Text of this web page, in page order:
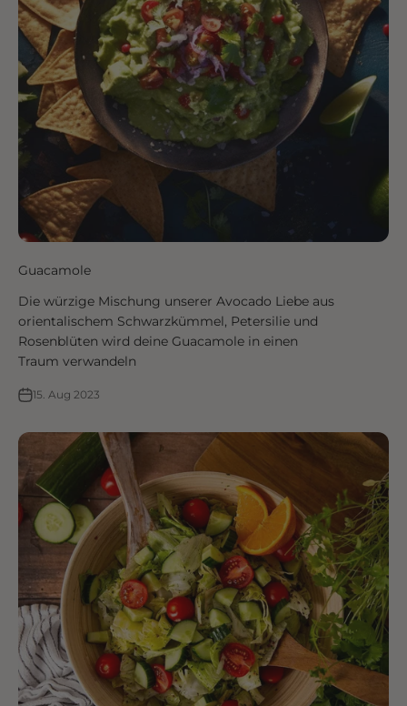
Guacamole
Die würzige Mischung unserer Avocado Liebe aus
orientalischem Schwarzkümmel, Petersilie und
Rosenblüten wird deine Guacamole in einen
Traum verwandeln
15. Aug 2023